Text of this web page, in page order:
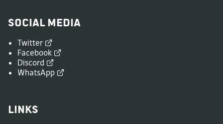
Social Media
Twitter
Facebook
Discord
WhatsApp
Links